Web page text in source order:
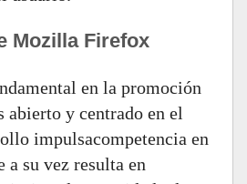
Mozilla Firefox
en la promoción
abierto y centrado en el
impulsacompetencia en
su vez resulta en